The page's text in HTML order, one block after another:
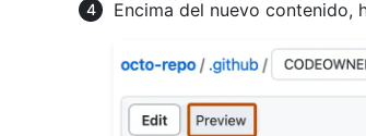
Encima del nuevo contenido,